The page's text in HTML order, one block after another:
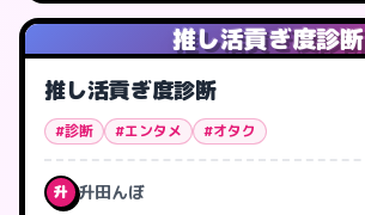
推し活貢ぎ度診断
推し活貢ぎ度診断
#診断 #エンタメ #オタク
升 升田んぼ